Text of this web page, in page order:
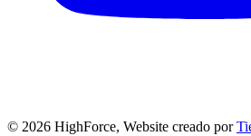
© 2026 HighForce, Website creado por